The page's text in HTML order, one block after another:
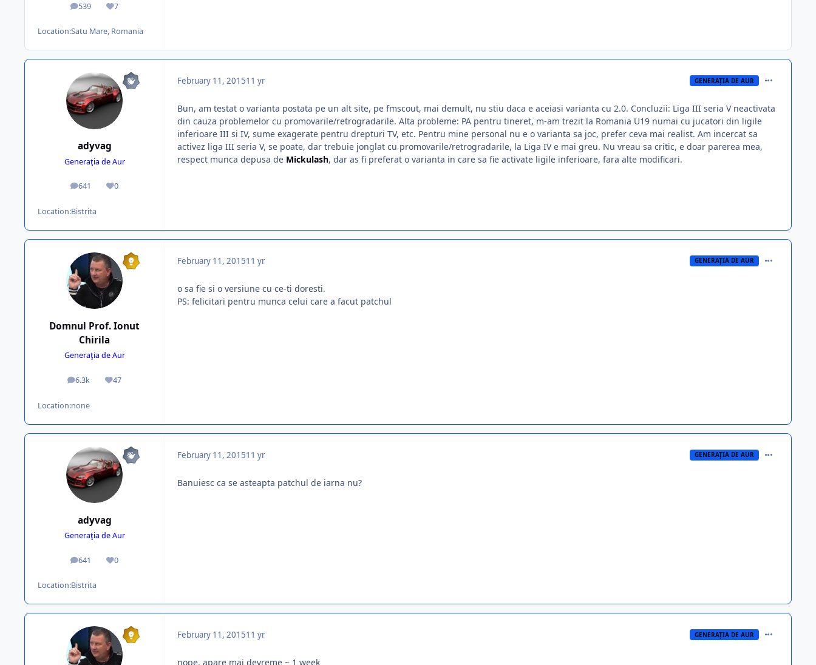
539
posts 7
Reputation
Location:Satu Mare, Romania
adyvag
Generaţia de Aur
641
posts 0
Reputation
Location:Bistrita
February 11, 201511 yr GENERAŢIA DE AUR
Bun, am testat o varianta postata pe un alt site, pe fmscout, mai demult, nu stiu daca e aceiasi varianta cu 2.0. Concluzii: Liga III seria V neactivata
din cauza problemelor cu promovarile/retrogradarile. Alta probleme: PA pentru tineret, m-am trezit la Romania U19 numai cu jucatori din ligile
inferioare III si IV, sume exagerate pentru drepturi TV, etc. Pentru mine personal nu e o varianta sa joc, prefer ceva mai realist. Am incercat sa
activez liga III seria V, se poate, dar trebuie jonglat cu promovarile/retrogradarile, la Liga IV e mai greu. Nu vreau sa critic, e doar parerea mea,
respect munca depusa de Mickulash, dar as fi preferat o varianta in care sa fie activate ligile inferioare, fara alte modificari.
Domnul Prof. Ionut
Chirila
Generaţia de Aur
6.3k
posts 47
Reputation
Location:none
February 11, 201511 yr GENERAŢIA DE AUR
o sa fie si o versiune cu ce-ti doresti.
PS: felicitari pentru munca celui care a facut patchul
adyvag
Generaţia de Aur
641
posts 0
Reputation
Location:Bistrita
February 11, 201511 yr GENERAŢIA DE AUR
Banuiesc ca se asteapta patchul de iarna nu?
February 11, 201511 yr GENERAŢIA DE AUR
nope. apare mai devreme ~ 1 week